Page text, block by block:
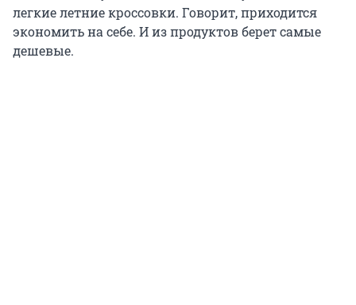
легкие летние кроссовки. Говорит, приходится
экономить на себе. И из продуктов берет самые
дешевые.